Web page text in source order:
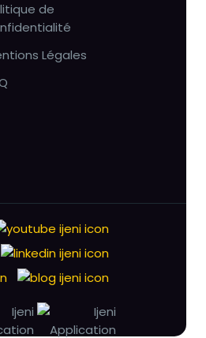
de
Légales